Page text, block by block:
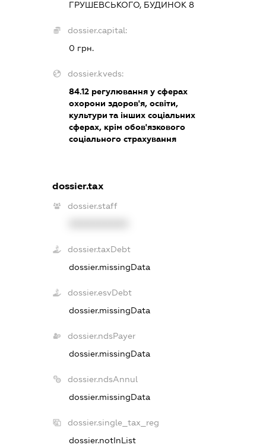
ГРУШЕВСЬКОГО, БУДИНОК 8
dossier.capital:
0 грн.
dossier.kveds:
84.12 регулювання у сферах
охорони здоров'я, освіти,
культури та інших соціальних
сферах, крім обов'язкового
соціального страхування
dossier.tax
dossier.staff
dossier.taxDebt
dossier.missingData
dossier.esvDebt
dossier.missingData
dossier.ndsPayer
dossier.missingData
dossier.ndsAnnul
dossier.missingData
dossier.single_tax_reg
dossier.notInList